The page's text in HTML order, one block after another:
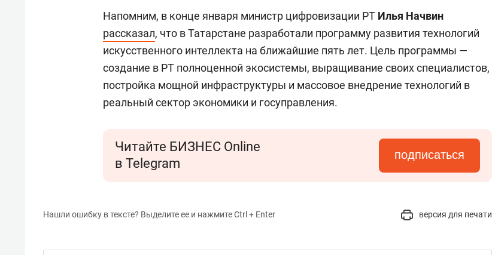
Напомним, в конце января министр цифровизации РТ Илья Начвин
рассказал, что в Татарстане разработали программу развития технологий
искусственного интеллекта на ближайшие пять лет. Цель программы —
создание в РТ полноценной экосистемы, выращивание своих специалистов,
постройка мощной инфраструктуры и массовое внедрение технологий в
реальный сектор экономики и госуправления.
Читайте БИЗНЕС Online
в Telegram
подписаться
Нашли ошибку в тексте? Выделите ее и нажмите Ctrl + Enter версия для печати